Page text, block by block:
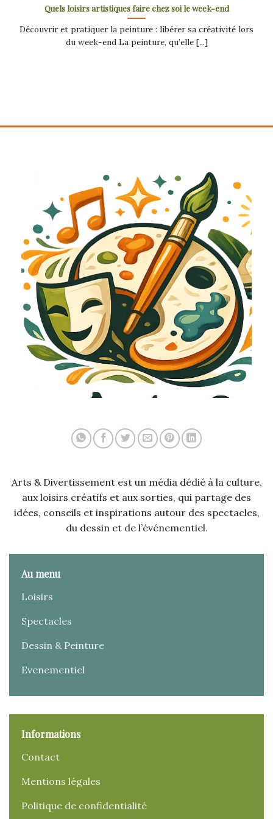
Quels loisirs artistiques faire chez soi le week-end
Découvrir et pratiquer la peinture : libérer sa créativité lors
du week-end La peinture, qu’elle [...]
Arts & Divertissement est un média dédié à la culture,
aux loisirs créatifs et aux sorties, qui partage des
idées, conseils et inspirations autour des spectacles,
du dessin et de l’événementiel.
Au menu
Loisirs
Spectacles
Dessin & Peinture
Evenementiel
Informations
Contact
Mentions légales
Politique de confidentialité